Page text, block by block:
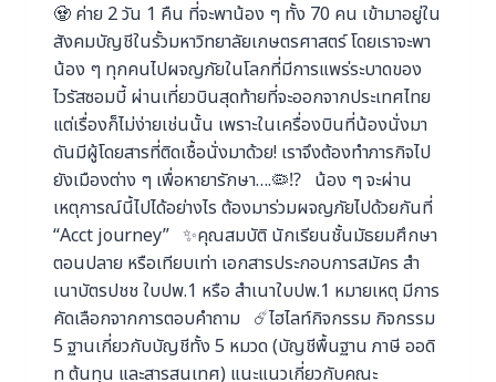
🧟 ค่าย 2 วัน 1 คืน ที่จะพาน้อง ๆ ทั้ง 70 คน เข้ามาอยู่ใน
สังคมบัญชีในรั้วมหาวิทยาลัยเกษตรศาสตร์ โดยเราจะพา
น้อง ๆ ทุกคนไปผจญภัยในโลกที่มีการแพร่ระบาดของ
ไวรัสซอมบี้ ผ่านเที่ยวบินสุดท้ายที่จะออกจากประเทศไทย
แต่เรื่องก็ไม่ง่ายเช่นนั้น เพราะในเครื่องบินที่น้องนั่งมา
ดันมีผู้โดยสารที่ติดเชื้อนั่งมาด้วย! เราจึงต้องทำภารกิจไป
ยังเมืองต่าง ๆ เพื่อหายารักษา….🦠⁉️ น้อง ๆ จะผ่าน
เหตุการณ์นี้ไปได้อย่างไร ต้องมาร่วมผจญภัยไปด้วยกันที่
“Acct journey” ✨คุณสมบัติ นักเรียนชั้นมัธยมศึกษา
ตอนปลาย หรือเทียบเท่า เอกสารประกอบการสมัคร สำ
เนาบัตรปชช ใบปพ.1 หรือ สำเนาใบปพ.1 หมายเหตุ มีการ
คัดเลือกจากการตอบคำถาม ☄️ไฮไลท์กิจกรรม กิจกรรม
5 ฐานเกี่ยวกับบัญชีทั้ง 5 หมวด (บัญชีพื้นฐาน ภาษี ออดิ
ท ต้นทุน และสารสนเทศ) แนะแนวเกี่ยวกับคณะ